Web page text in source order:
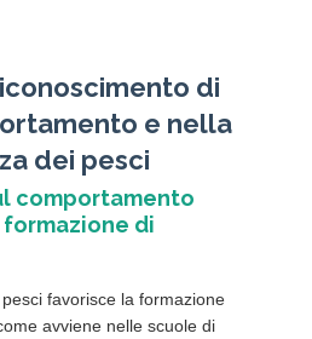
di
e nella
dei pesci
comportamento
di
favorisce la formazione
avviene nelle scuole di